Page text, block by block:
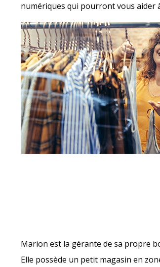
numériques qui pourront vous aider
Marion est la gérante de sa propre
Elle possède un petit magasin en